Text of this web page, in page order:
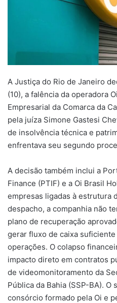
A Justiça do Rio de Janeiro
(10), a falência da operadora
Empresarial da Comarca da
pela juíza Simone Gastesi
de insolvência técnica e
enfrentava seu segundo
A decisão também inclui a
Finance (PTIF) e a Oi Brasil
empresas ligadas à estrutura
despacho, a companhia não
plano de recuperação
gerar fluxo de caixa
operações. O colapso
impacto direto em contratos
de videomonitoramento da
Pública da Bahia (SSP-BA).
consórcio formado pela Oi e